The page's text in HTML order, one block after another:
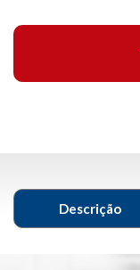
Descrição